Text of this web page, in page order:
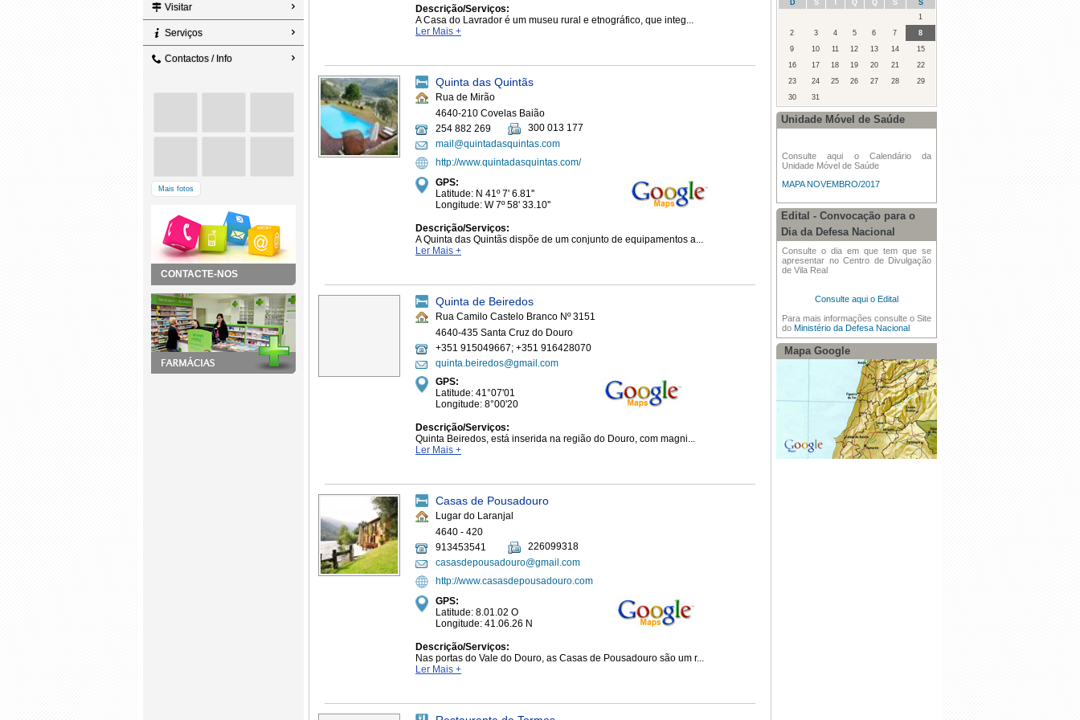
Visitar
Serviços
Contactos / Info
Mais fotos
CONTACTE-NOS
Descrição/Serviços:
A Casa do Lavrador é um museu rural e etnográfico, que integ...
Ler Mais +
Quinta das Quintãs
Rua de Mirão
4640-210 Covelas Baião
254 882 269
300 013 177
mail@quintadasquintas.com
http://www.quintadasquintas.com/
GPS:
Latitude: N 41º 7' 6.81''
Longitude: W 7º 58' 33.10''
Descrição/Serviços:
A Quinta das Quintãs dispõe de um conjunto de equipamentos a...
Ler Mais +
Quinta de Beiredos
Rua Camilo Castelo Branco Nº 3151
4640-435 Santa Cruz do Douro
+351 915049667; +351 916428070
quinta.beiredos@gmail.com
GPS:
Latitude: 41°07'01
Longitude: 8°00'20
Descrição/Serviços:
Quinta Beiredos, está inserida na região do Douro, com magni...
Ler Mais +
Casas de Pousadouro
Lugar do Laranjal
4640 - 420
913453541
226099318
casasdepousadouro@gmail.com
http://www.casasdepousadouro.com
GPS:
Latitude: 8.01.02 O
Longitude: 41.06.26 N
Descrição/Serviços:
Nas portas do Vale do Douro, as Casas de Pousadouro são um r...
Ler Mais +
março
Desfile de Carnaval Concelhio
26/02/2017
Consulta Anual dos Cadernos
Eleitorais
·Oficinas Intergeracionais - 07 de
junho de 2016
·Reunião Ordinária da Assembleia de
Freguesia - 24/04/2016
·Desfile de Carnaval Concelhio - 07 de
fevereiro de 2016
D
S T Q Q S
S
1
2
3 4 5 6 7
8
9
10 11 12 13 14
15
16
17 18 19 20 21
22
23
24 25 26 27 28
29
30
31
Unidade Móvel de Saúde
Consulte aqui o Calendário da
Unidade Móvel de Saúde
MAPA NOVEMBRO/2017
Edital - Convocação para o
Dia da Defesa Nacional
Consulte o dia em que tem que se
apresentar no Centro de Divulgação
de Vila Real
Consulte aqui o Edital
Para mais informações consulte o Site
do Ministério da Defesa Nacional
Mapa Google